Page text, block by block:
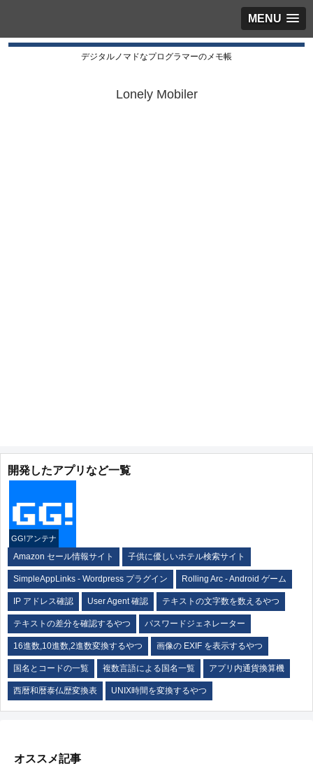
MENU
デジタルノマドなプログラマーのメモ帳
Lonely Mobiler
開発したアプリなど一覧
GG!アンテナ
Amazon セール情報サイト 子供に優しいホテル検索サイト
SimpleAppLinks - Wordpress プラグイン Rolling Arc - Android ゲーム
IP アドレス確認 User Agent 確認 テキストの文字数を数えるやつ
テキストの差分を確認するやつ パスワードジェネレーター
16進数,10進数,2進数変換するやつ 画像の EXIF を表示するやつ
国名とコードの一覧 複数言語による国名一覧 アプリ内通貨換算機
西暦和暦泰仏歴変換表 UNIX時間を変換するやつ
オススメ記事